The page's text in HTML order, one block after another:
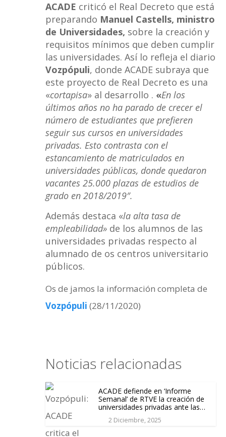
ACADE criticó el Real Decreto que está
preparando Manuel Castells, ministro
de Universidades, sobre la creación y
requisitos mínimos que deben cumplir
las universidades. Así lo refleja el diario
Vozpópuli, donde ACADE subraya que
este proyecto de Real Decreto es una
«cortapisa» al desarrollo . «En los
últimos años no ha parado de crecer el
número de estudiantes que prefieren
seguir sus cursos en universidades
privadas. Esto contrasta con el
estancamiento de matriculados en
universidades públicas, donde quedaron
vacantes 25.000 plazas de estudios de
grado en 2018/2019″.
Además destaca «la alta tasa de
empleabilidad» de los alumnos de las
universidades privadas respecto al
alumnado de os centros universitario
públicos.
Os de jamos la información completa de
Vozpópuli (28/11/2020)
Noticias relacionadas
2 Diciembre, 2025
ACADE defiende en ‘Informe
Semanal’ de RTVE la creación de
universidades privadas ante las
dificultades que impone el nuevo
Real Decreto